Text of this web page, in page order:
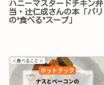
ハニーマスタードチキン弁
当・辻仁成さんの本「パリ
の❛食べる❜スープ」
＜食べること＞